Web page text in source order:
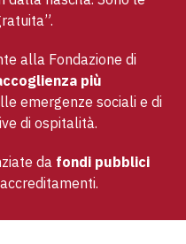
alla Fondazione di
più
emergenze sociali e di
di ospitalità.
da fondi pubblici